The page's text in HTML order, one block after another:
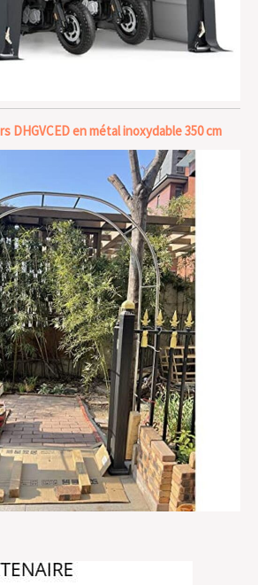
DHGVCED en métal inoxydable 350 cm